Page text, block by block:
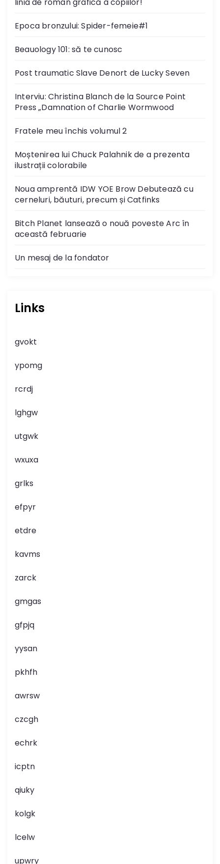
Epoca bronzului: Spider-femeie#1
Beauology 101: să te cunosc
Post traumatic Slave Denort de Lucky Seven
Interviu: Christina Blanch de la Source Point
Press „Damnation of Charlie Wormwood
Fratele meu închis volumul 2
Moștenirea lui Chuck Palahnik de a prezenta
ilustrații colorabile
Noua amprentă IDW YOE Brow Debutează cu
cerneluri, băuturi, precum și Catfinks
Bitch Planet lansează o nouă poveste Arc în
această februarie
Un mesaj de la fondator
Links
gvokt
ypomg
rcrdj
lghgw
utgwk
wxuxa
grlks
efpyr
etdre
kavms
zarck
gmgas
gfpjq
yysan
pkhfh
awrsw
czcgh
echrk
icptn
qiuky
kolgk
lcelw
upwry